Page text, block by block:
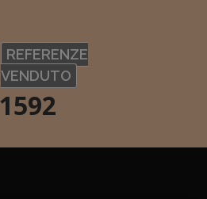
REFERENZE
VENDUTO
1592